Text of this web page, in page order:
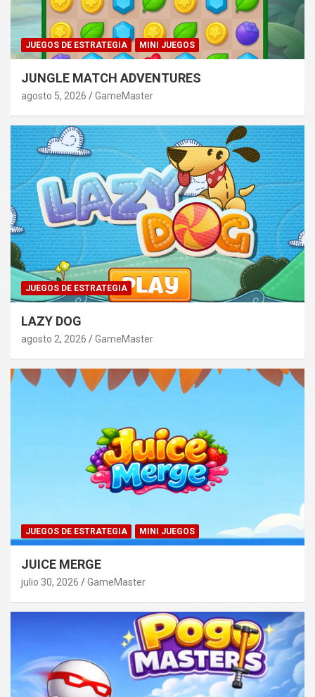
JUEGOS DE ESTRATEGIA MINI JUEGOS
JUNGLE MATCH ADVENTURES
agosto 5, 2026 GameMaster
JUEGOS DE ESTRATEGIA
LAZY DOG
agosto 2, 2026 GameMaster
JUEGOS DE ESTRATEGIA MINI JUEGOS
JUICE MERGE
julio 30, 2026 GameMaster